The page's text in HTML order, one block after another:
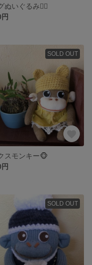
ぬいぐるみ🐕‍🦺
SOLD OUT
スモンキー🐵
SOLD OUT